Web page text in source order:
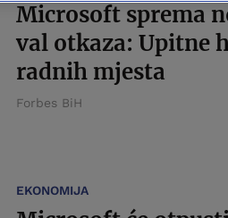
Microsoft sprema
val otkaza: Upitne
radnih mjesta
Forbes BiH
EKONOMIJA